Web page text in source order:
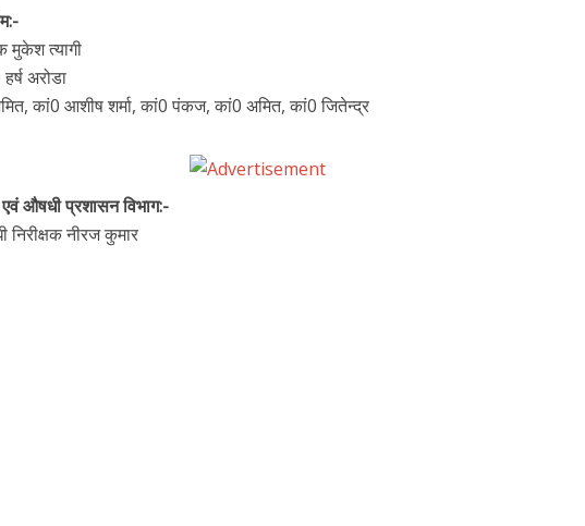
मुकेश त्यागी
अरोडा
कां0 आशीष शर्मा, कां0 पंकज, कां0 अमित, कां0 जितेन्द्र
एवं औषधी प्रशासन विभाग:-
निरीक्षक नीरज कुमार